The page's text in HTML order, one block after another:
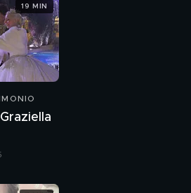
19 MIN